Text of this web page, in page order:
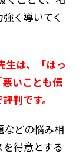
く導いてく
生は、「はっ
いことも伝
判です。
などの悩み相
得意とする